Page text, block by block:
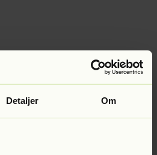
Detaljer Om